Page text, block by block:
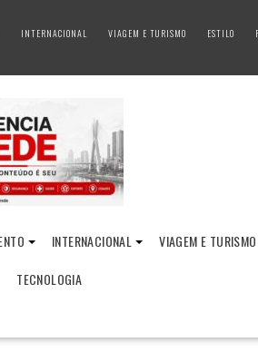
INTERNACIONAL VIAGEM E TURISMO ESTILO
INTERNACIONAL VIAGEM E TURISMO
TECNOLOGIA